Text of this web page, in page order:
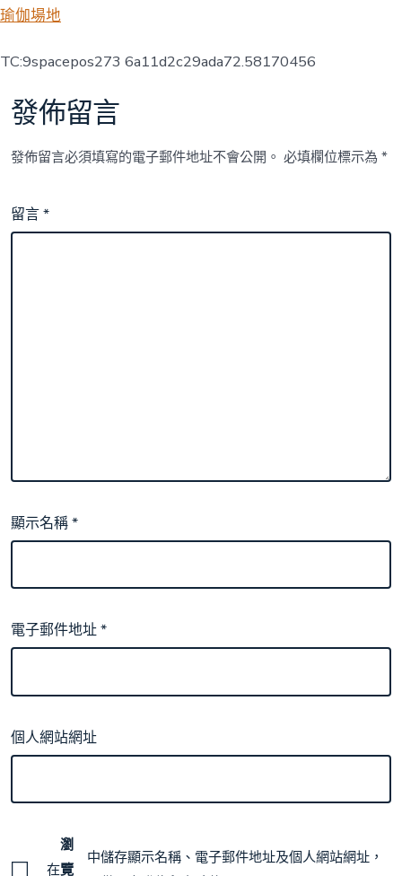
第
六
中
瑜伽場地
TC:9spacepos273 6a11d2c29ada72.58170456
發佈留言
發佈留言必須填寫的電子郵件地址不會公開。 必填欄位標示為*
留言*
顯示名稱*
電子郵件地址*
個人網站網址
在
瀏
覽
中儲存顯示名稱、電子郵件地址及個人網站網址，